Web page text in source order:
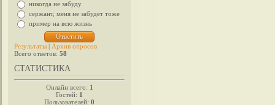
никогда не забуду
сержант, меня не забудет тоже
пример на всю жизнь
Результаты | Архив опросов
Всего ответов: 58
СТАТИСТИКА
Онлайн всего: 1
Гостей: 1
Пользователей: 0